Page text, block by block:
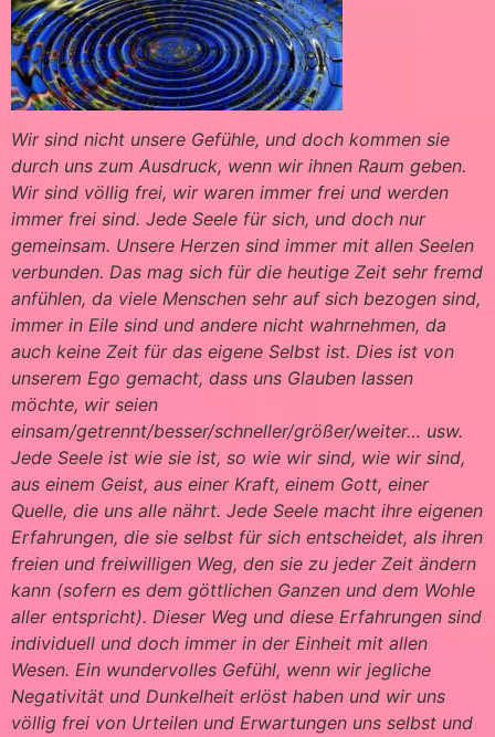
Wir sind nicht unsere Gefühle, und doch kommen sie
durch uns zum Ausdruck, wenn wir ihnen Raum geben.
Wir sind völlig frei, wir waren immer frei und werden
immer frei sind. Jede Seele für sich, und doch nur
gemeinsam. Unsere Herzen sind immer mit allen Seelen
verbunden. Das mag sich für die heutige Zeit sehr fremd
anfühlen, da viele Menschen sehr auf sich bezogen sind,
immer in Eile sind und andere nicht wahrnehmen, da
auch keine Zeit für das eigene Selbst ist. Dies ist von
unserem Ego gemacht, dass uns Glauben lassen
möchte, wir seien
einsam/getrennt/besser/schneller/größer/weiter… usw.
Jede Seele ist wie sie ist, so wie wir sind, wie wir sind,
aus einem Geist, aus einer Kraft, einem Gott, einer
Quelle, die uns alle nährt. Jede Seele macht ihre eigenen
Erfahrungen, die sie selbst für sich entscheidet, als ihren
freien und freiwilligen Weg, den sie zu jeder Zeit ändern
kann (sofern es dem göttlichen Ganzen und dem Wohle
aller entspricht). Dieser Weg und diese Erfahrungen sind
individuell und doch immer in der Einheit mit allen
Wesen. Ein wundervolles Gefühl, wenn wir jegliche
Negativität und Dunkelheit erlöst haben und wir uns
völlig frei von Urteilen und Erwartungen uns selbst und